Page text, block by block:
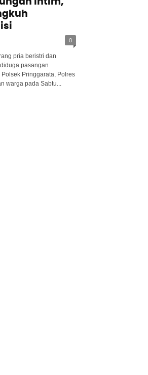
0
pria beristri dan
pasangan
Pringgarata, Polres
warga pada Sabtu...